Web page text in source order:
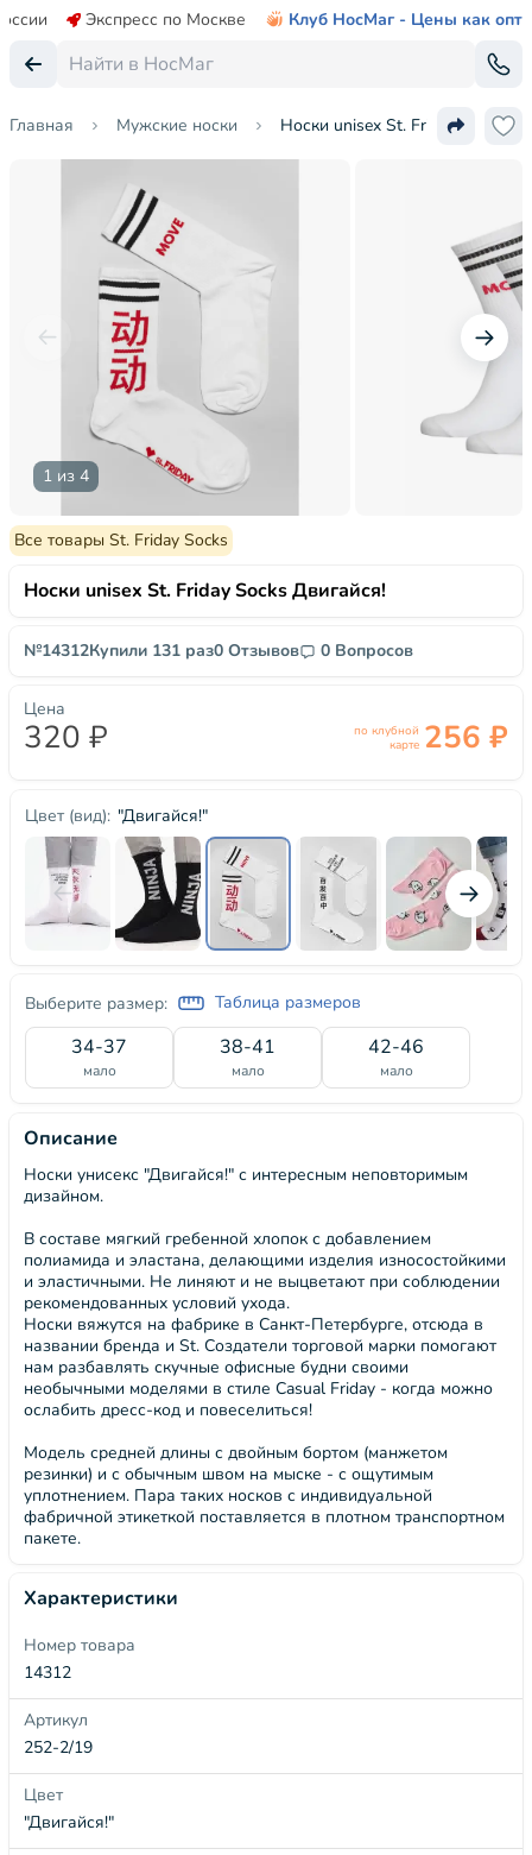
Экспресс по Москве Клуб НосМаг - Цены как опт
Главная Мужские носки Носки unisex St. Friday Socks
1 из 4
Все товары St. Friday Socks
Носки unisex St. Friday Socks Двигайся!
№14312Купили 131 раз0 Отзывов 0 Вопросов
Цвет (вид): "Двигайся!"
Выберите размер: Таблица размеров
34-37
мало
38-41
мало
42-46
мало
Цена
320 ₽
по клубной
карте 256 ₽
Описание
Носки унисекс "Двигайся!" с интересным неповторимым
дизайном.
В составе мягкий гребенной хлопок с добавлением
полиамида и эластана, делающими изделия износостойкими
и эластичными. Не линяют и не выцветают при соблюдении
рекомендованных условий ухода.
Носки вяжутся на фабрике в Санкт-Петербурге, отсюда в
названии бренда и St. Создатели торговой марки помогают
нам разбавлять скучные офисные будни своими
необычными моделями в стиле Casual Friday - когда можно
ослабить дресс-код и повеселиться!
Модель средней длины с двойным бортом (манжетом
резинки) и с обычным швом на мыске - с ощутимым
уплотнением. Пара таких носков с индивидуальной
фабричной этикеткой поставляется в плотном транспортном
пакете.
Характеристики
Номер товара
14312
Артикул
252-2/19
Цвет
"Двигайся!"